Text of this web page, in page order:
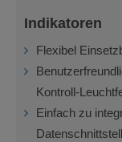
Indikatoren
Flexibel
Kontroll-
Einfach zu